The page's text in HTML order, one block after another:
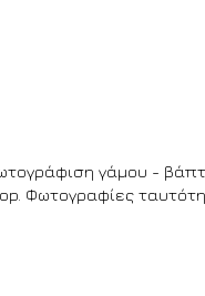
γάμου -
Φωτογραφίες